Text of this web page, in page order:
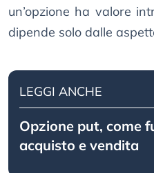
un’opzione ha valore
dipende solo dalle
LEGGI ANCHE
Opzione put, come
acquisto e vendita